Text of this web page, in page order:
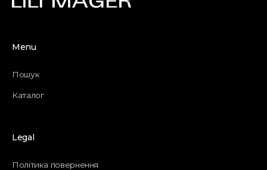
Menu
Пошук
Каталог
Legal
Політика повернення